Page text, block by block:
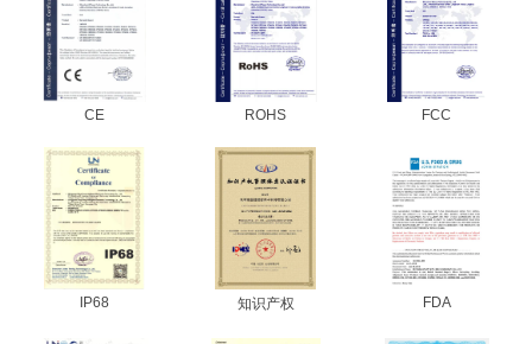
CE ROHS FCC
IP68 知识产权 FDA